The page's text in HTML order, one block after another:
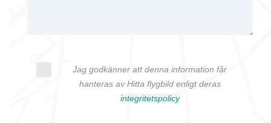
Jag godkänner att denna information får
hanteras av Hitta flygbild enligt deras
integritetspolicy